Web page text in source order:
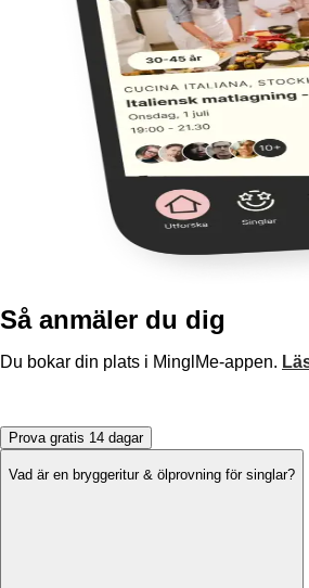
Så anmäler du dig
Du bokar din plats i MinglMe-appen.
Prova gratis 14 dagar
Vad är en bryggeritur & ölprovning för singlar?